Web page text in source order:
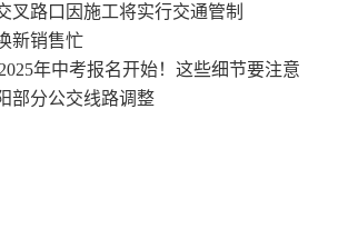
叉路口因施工将实行交通管制
新销售忙
年中考报名开始！这些细节要注意
部分公交线路调整